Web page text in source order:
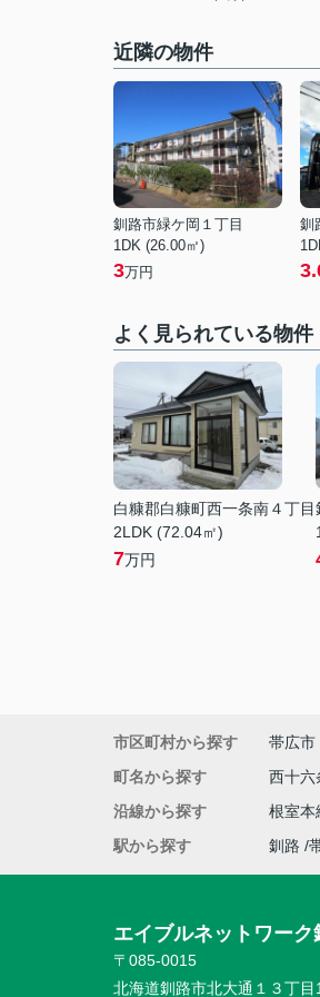
近隣の物件
釧路市緑ケ岡１丁目
1DK (26.00㎡)
3万円
釧
よく見られている物件
白糠郡白糠町西一条南４丁目
2LDK (72.04㎡)
7万円
市区町村から探す 帯広市
町名から探す
西十六
沿線から探す
根室本
駅から探す
釧路
エイブルネットワー
〒085-0015
北海道釧路市北大通１３丁